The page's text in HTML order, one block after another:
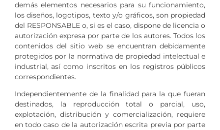
demás elementos necesarios para su funcionamiento,
los diseños, logotipos, texto y/o gráficos, son propiedad
del RESPONSABLE o, si es el caso, dispone de licencia o
autorización expresa por parte de los autores. Todos los
contenidos del sitio web se encuentran debidamente
protegidos por la normativa de propiedad intelectual e
industrial, así como inscritos en los registros públicos
correspondientes.
Independientemente de la finalidad para la que fueran
destinados, la reproducción total o parcial, uso,
explotación, distribución y comercialización, requiere
en todo caso de la autorización escrita previa por parte